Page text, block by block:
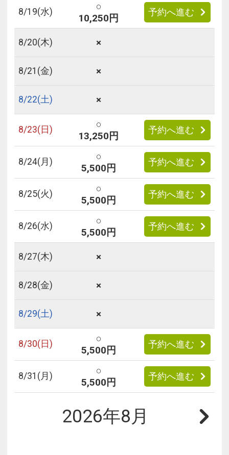
8/19(水)
○
10,250円
予約へ進む
8/20(木) ×
8/21 (金) ×
8/22(土) ×
8/23(日)
○
13,250円
予約へ進む
8/24(月)
○
5,500円
予約へ進む
8/25(火)
○
5,500円
予約へ進む
8/26(水)
○
5,500円
予約へ進む
8/27(木) ×
8/28(金) ×
8/29(土) ×
8/30(日)
○
5,500円
予約へ進む
8/31 (月)
○
5,500円
予約へ進む
2026年8月